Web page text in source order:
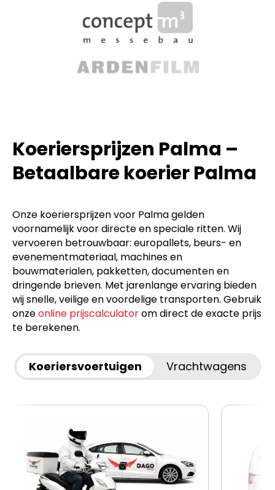
Koeriersprijzen Palma –
Betaalbare koerier Palma
Onze koeriersprijzen voor Palma gelden
voornamelijk voor directe en speciale ritten. Wij
vervoeren betrouwbaar: europallets, beurs- en
evenementmateriaal, machines en
bouwmaterialen, pakketten, documenten en
dringende brieven. Met jarenlange ervaring bieden
wij snelle, veilige en voordelige transporten. Gebruik
onzeonline prijscalculatorom direct de exacte prijs
te berekenen.
Koeriersvoertuigen Vrachtwagens